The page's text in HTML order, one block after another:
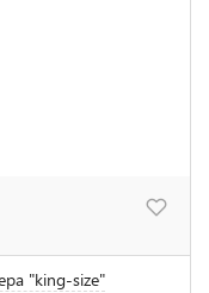
"king-size"